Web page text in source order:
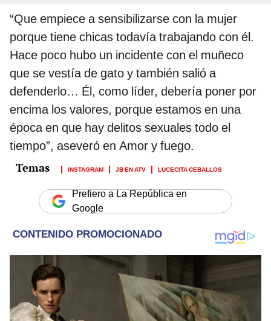
“Que empiece a sensibilizarse con la mujer
porque tiene chicas todavía trabajando con él.
Hace poco hubo un incidente con el muñeco
que se vestía de gato y también salió a
defenderlo… Él, como líder, debería poner por
encima los valores, porque estamos en una
época en que hay delitos sexuales todo el
tiempo”, aseveró en Amor y fuego.
INSTAGRAM JB EN ATV LUCECITA CEBALLOS
Prefiero a La República en
Google